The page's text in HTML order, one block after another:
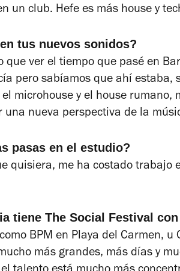
un club. Hefe es más house y
tus nuevos sonidos?
que ver el tiempo que pasé en
pero sabíamos que ahí estaba,
microhouse y el house rumano,
una nueva perspectiva de la
pasas en el estudio?
quisiera, me ha costado trabajo
tiene The Social Festival
BPM en Playa del Carmen, u
más grandes, más días y